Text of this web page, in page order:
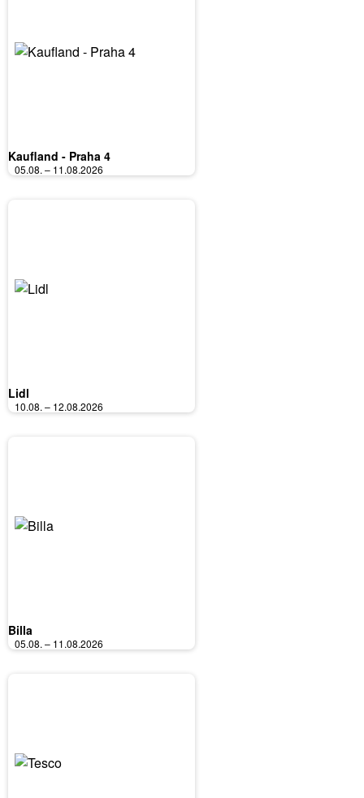
Kaufland - Praha 4
05.08. – 11.08.2026
Lidl
10.08. – 12.08.2026
Billa
05.08. – 11.08.2026